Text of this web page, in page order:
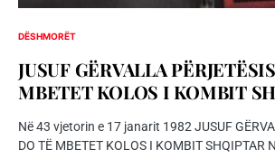
DËSHMORËT
JUSUF GËRVALLA
MBETET KOLOS I KOMBIT
Në 43 vjetorin e 17 janarit 1982 JUSUF
DO TË MBETET KOLOS I KOMBIT SHQIPTAR